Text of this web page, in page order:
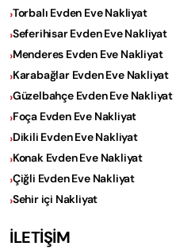
Torbalı Evden Eve Nakliyat
Seferihisar Evden Eve Nakliyat
Menderes Evden Eve Nakliyat
Karabağlar Evden Eve Nakliyat
Güzelbahçe Evden Eve Nakliyat
Foça Evden Eve Nakliyat
Dikili Evden Eve Nakliyat
Konak Evden Eve Nakliyat
Çiğli Evden Eve Nakliyat
Sehir içi Nakliyat
İLETİŞİM